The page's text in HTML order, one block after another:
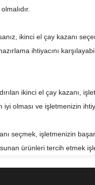
ikinci el çay kazanı
ihtiyacını
ikinci el çay kazanı,
olması ve işletmenizin
seçmek, işletmenizin
ürünleri tercih etmek